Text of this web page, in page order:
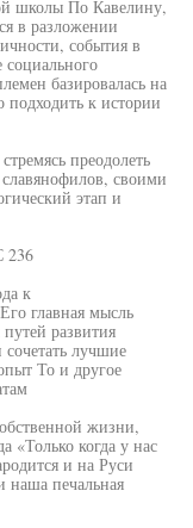
школы По Кавелину,
в разложении
события в
базировалась на
подходить к истории
преодолеть
своими
этап и
236
к
главная мысль
развития
лучшие
То и другое
жизни,
«Только когда у нас
и на Руси
наша печальная